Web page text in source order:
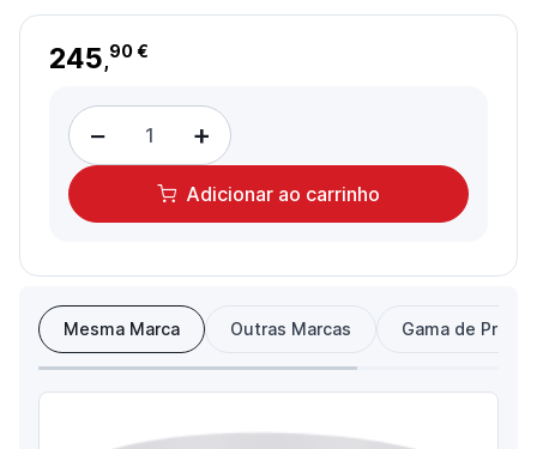
245,90 €
− +
Adicionar ao carrinho
Mesma Marca Outras Marcas Gama de Preço